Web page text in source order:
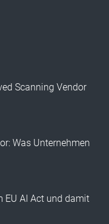
Scanning Vendor
Was Unternehmen
EU AI Act und damit